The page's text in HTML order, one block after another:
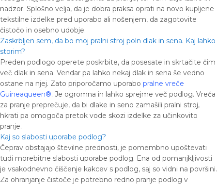
nadzor. Splošno velja, da je dobra praksa oprati na novo kupljene
tekstilne izdelke pred uporabo ali nošenjem, da zagotovite
čistočo in osebno udobje.
Zaskrbljen sem, da bo moj pralni stroj poln dlak in sena. Kaj lahko
storim?
Preden podlogo operete poskrbite, da posesate in skrtačite čim
več dlak in sena. Vendar pa lahko nekaj dlak in sena še vedno
ostane na njej. Zato priporočamo uporabo pralne vreče
Guineaqueen®. Je ogromna in lahko sprejme več podlog. Vreča
za pranje preprečuje, da bi dlake in seno zamašili pralni stroj,
hkrati pa omogoča pretok vode skozi izdelke za učinkovito
pranje.
Kaj so slabosti uporabe podlog?
Čeprav obstajajo številne prednosti, je pomembno upoštevati
tudi morebitne slabosti uporabe podlog. Ena od pomanjkljivosti
je vsakodnevno čiščenje kakcev s podlog, saj so vidni na površini.
Za ohranjanje čistoče je potrebno redno pranje podlog v